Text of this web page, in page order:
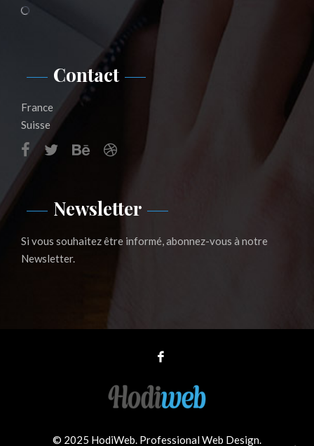
Contact
France
Suisse
Newsletter
Si vous souhaitez être informé, abonnez-vous à notre
Newsletter.
© 2025 HodiWeb. Professional Web Design.